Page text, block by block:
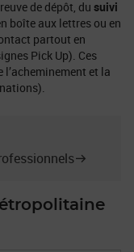
de dépôt, du suivi
boîte aux lettres ou en
partout en
Pick Up). Ces
et la